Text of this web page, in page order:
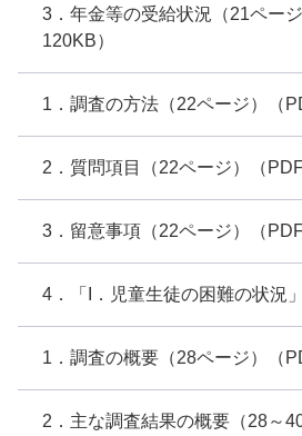
3．年金等の受給状況（21ペー
120KB）
1．調査の方法（22ページ）（
2．質問項目（22ページ）（
3．留意事項（22ページ）（
4．「I．児童生徒の困難の状況
1．調査の概要（28ページ）（
2．主な調査結果の概要（28～